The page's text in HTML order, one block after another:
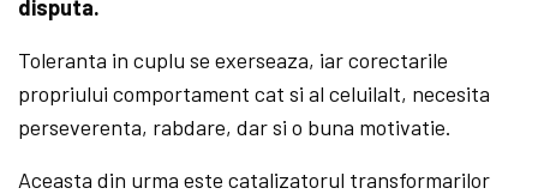
disputa.
Toleranta in cuplu se exerseaza, iar corectarile
propriului comportament cat si al celuilalt, necesita
perseverenta, rabdare, dar si o buna motivatie.
Aceasta din urma este catalizatorul transformarilor